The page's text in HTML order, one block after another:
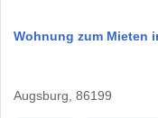
Wohnung zum Mieten
Augsburg, 86199